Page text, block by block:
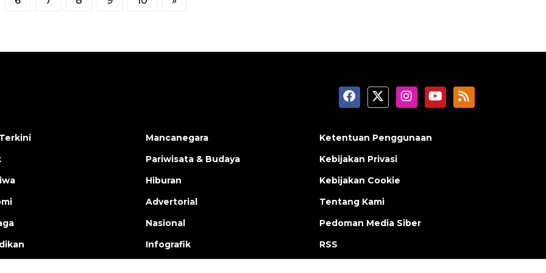
Mancanegara
Pariwisata & Budaya
Hiburan
Advertorial
Nasional
Infografik
Ketentuan Penggunaan
Kebijakan Privasi
Kebijakan Cookie
Tentang Kami
Pedoman Media Siber
RSS